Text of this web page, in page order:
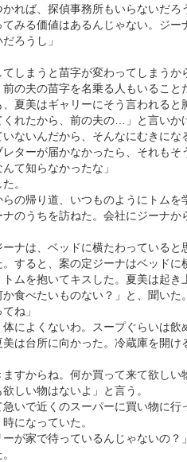
かれば、探偵事務所もいらないだろ
てみる価値はあるんじゃない。ジ
ろうし」
てしまうと苗字が変わってしまうか
の夫の苗字を名乗る人もいること
夏美はギャリーにそう言われると
くれたから、前の夫の…」と言いか
いないんだから、そんなにむきにな
レターが届かなかったら、それもそ
て知らなかったな」
。
の帰り道、いつものようにトム
のうちを訪ねた。会社にジーナ
ナは、ベッドに横たわっている
すると、案の定ジーナはベッドに
トムを抱いてキスした。夏美は起き
食べたいものない？」と、聞いた。
ね」
体によくないわ。スープぐらいは
は台所に向かった。冷蔵庫を開
ますからね。何か買って来て欲しい
しい物はないよ」と言う。
急いで近くのスーパーに買い物に
になっていた。
が家で待っているんじゃないの？」